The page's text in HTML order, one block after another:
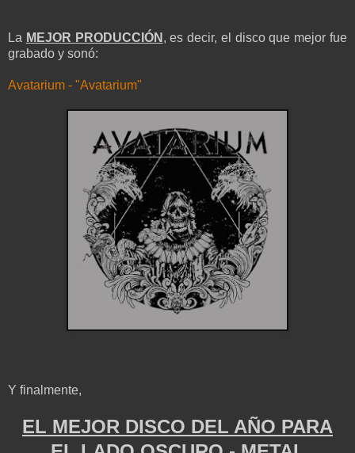
La MEJOR PRODUCCIÓN , es decir, el disco que mejor fue
grabado y sonó:
Avatarium - "Avatarium"
Y finalmente,
EL MEJOR DISCO DEL AÑO PARA